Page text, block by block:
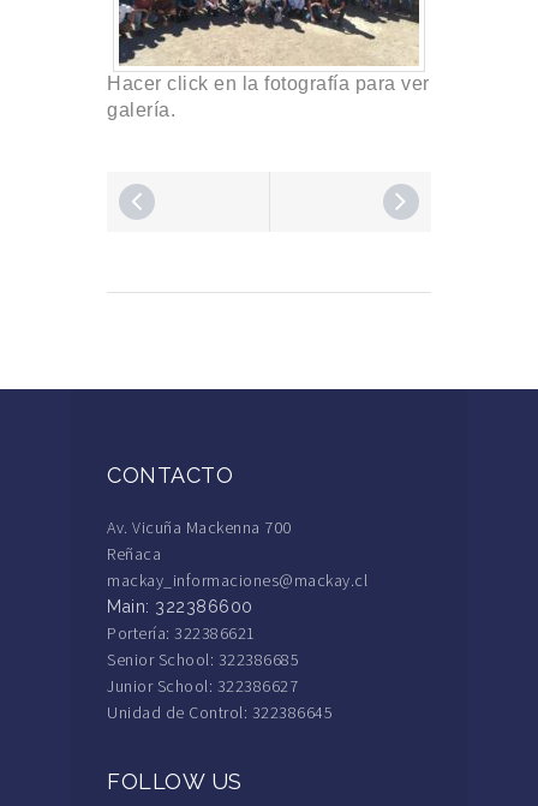
Hacer click en la fotografía para ver
galería.
CONTACTO
Av. Vicuña Mackenna 700
Reñaca
mackay_informaciones@mackay.cl
Main: 322386600
Portería: 322386621
Senior School: 322386685
Junior School: 322386627
Unidad de Control: 322386645
FOLLOW US